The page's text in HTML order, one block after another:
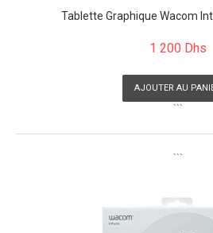
Tablette Graphique Wacom
1 200 Dhs
AJOUTER AU
```
```